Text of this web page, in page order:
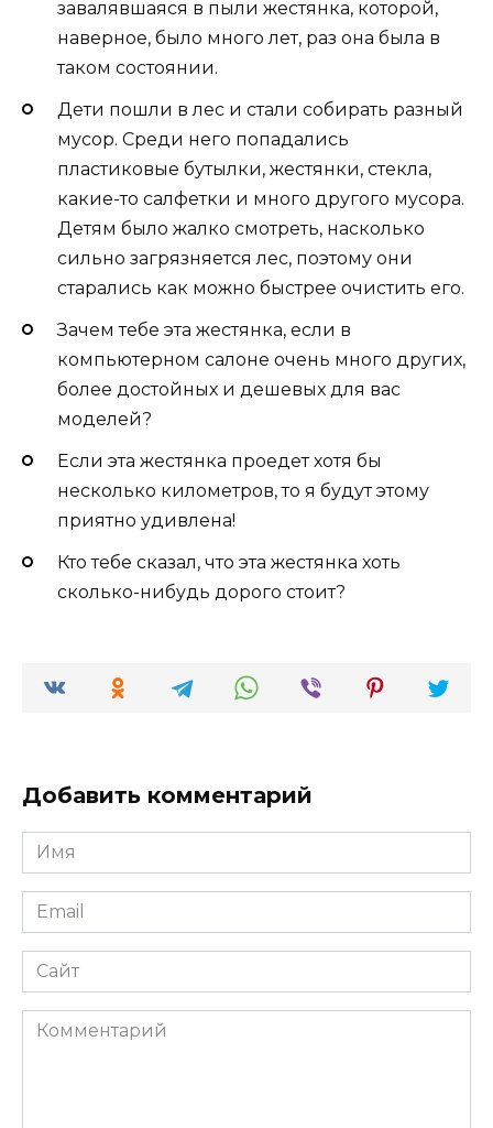
завалявшаяся в пыли жестянка, которой,
наверное, было много лет, раз она была в
таком состоянии.
Дети пошли в лес и стали собирать разный
мусор. Среди него попадались
пластиковые бутылки, жестянки, стекла,
какие-то салфетки и много другого мусора.
Детям было жалко смотреть, насколько
сильно загрязняется лес, поэтому они
старались как можно быстрее очистить его.
Зачем тебе эта жестянка, если в
компьютерном салоне очень много других,
более достойных и дешевых для вас
моделей?
Если эта жестянка проедет хотя бы
несколько километров, то я будут этому
приятно удивлена!
Кто тебе сказал, что эта жестянка хоть
сколько-нибудь дорого стоит?
Добавить комментарий
Имя
*
Email
*
Сайт
Комментарий